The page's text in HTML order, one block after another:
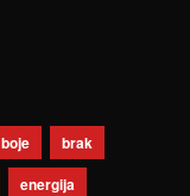
boje
brak
energija